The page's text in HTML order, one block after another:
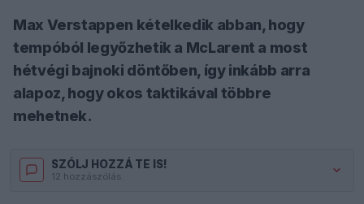
Max Verstappen kételkedik abban, hogy
tempóból legyőzhetik a McLarent a most
hétvégi bajnoki döntőben, így inkább arra
alapoz, hogy okos taktikával többre
mehetnek.
SZÓLJ HOZZÁ TE IS!
12 hozzászólás.